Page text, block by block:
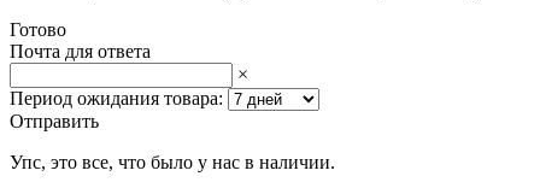
Готово
Почта для ответа
×
Период ожидания товара:
Отправить
Упс, это все, что было у нас в наличии.